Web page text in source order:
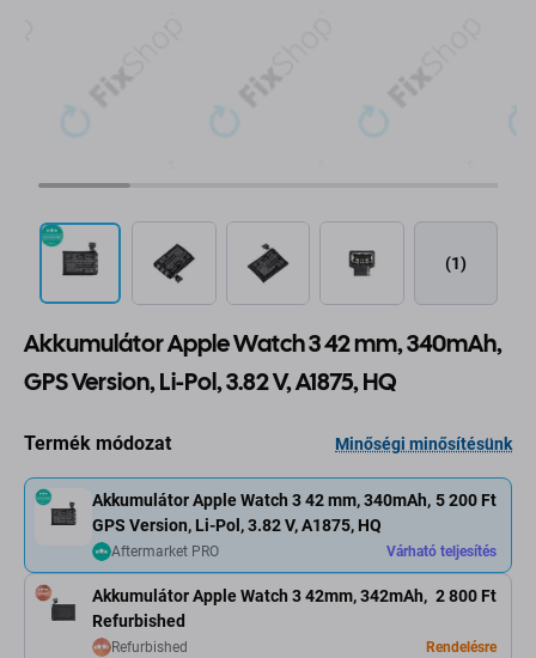
(1)
Akkumulátor Apple Watch 3 42 mm, 340mAh,
GPS Version, Li-Pol, 3.82 V, A1875, HQ
Termék módozat Minőségi minősítésünk
Akkumulátor Apple Watch 3 42mm, 342mAh,
Refurbished
2 800 Ft
Refurbished Rendelésre
Akkumulátor Apple Watch 3 42 mm, 340mAh,
GPS Version, Li-Pol, 3.82 V, A1875, HQ
5 200 Ft
Aftermarket PRO Várható teljesítés